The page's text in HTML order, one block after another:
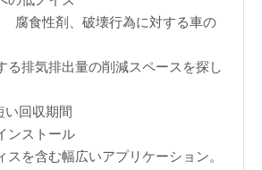
腐食性剤、破壊行為に対する車の
る排気排出量の削減スペースを探し
い回収期間
ンストール
を含む幅広いアプリケーション。